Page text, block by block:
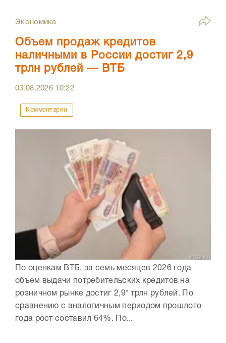
Экономика
Объем продаж кредитов
наличными в России достиг 2,9
трлн рублей — ВТБ
03.08.2026 10:22
Комментарии
По оценкам ВТБ, за семь месяцев 2026 года
объем выдачи потребительских кредитов на
розничном рынке достиг 2,9* трлн рублей. По
сравнению с аналогичным периодом прошлого
года рост составил 64%. По...